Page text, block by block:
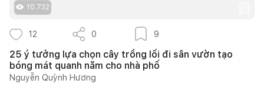
10.732
12 0 9
25 ý tưởng lựa chọn cây trồng lối đi sân vườn tạo
bóng mát quanh năm cho nhà phố
Nguyễn Quỳnh Hương